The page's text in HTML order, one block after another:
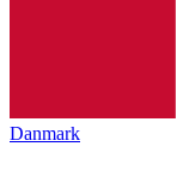
Danmark